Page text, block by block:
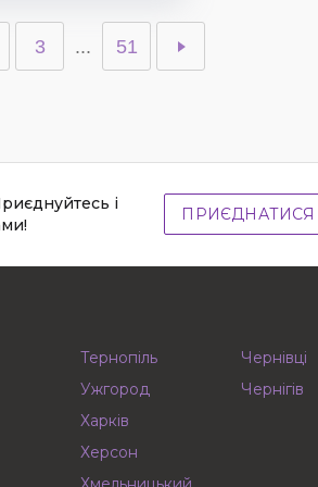
3 ... 51
і
ПРИЄДНАТИСЯ
Тернопіль
Ужгород
Харків
Херсон
Чернівці
Чернігів